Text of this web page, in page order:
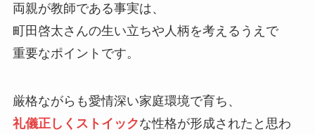
両親が教師である事実は、
町田啓太さんの生い立ちや人柄を考えるうえで
重要なポイントです。
厳格ながらも愛情深い家庭環境で育ち、
礼儀正しくストイックな性格が形成されたと思わ